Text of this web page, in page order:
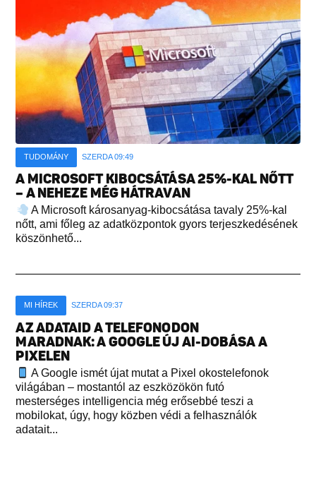
TUDOMÁNY SZERDA 09:49
A MICROSOFT KIBOCSÁTÁSA 25%-KAL NŐTT
– A NEHEZE MÉG HÁTRAVAN
A Microsoft károsanyag-kibocsátása tavaly 25%-kal
nőtt, ami főleg az adatközpontok gyors terjeszkedésének
köszönhető...
MI HÍREK SZERDA 09:37
AZ ADATAID A TELEFONODON
MARADNAK: A GOOGLE ÚJ AI-DOBÁSA A
PIXELEN
A Google ismét újat mutat a Pixel okostelefonok
világában – mostantól az eszközökön futó
mesterséges intelligencia még erősebbé teszi a
mobilokat, úgy, hogy közben védi a felhasználók
adatait...